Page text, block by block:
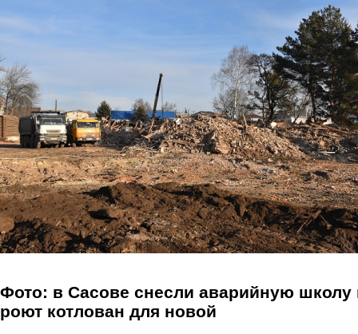
Фото: в Сасове снесли аварийную школу
роют котлован для новой